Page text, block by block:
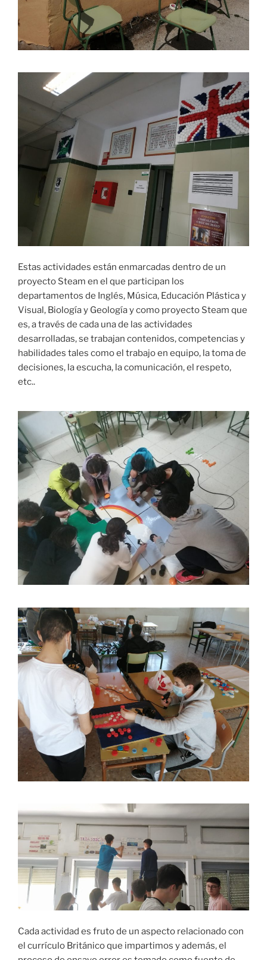
Estas actividades están enmarcadas dentro de un
proyecto Steam en el que participan los
departamentos de Inglés, Música, Educación Plástica y
Visual, Biología y Geología y como proyecto Steam que
es, a través de cada una de las actividades
desarrolladas, se trabajan contenidos, competencias y
habilidades tales como el trabajo en equipo, la toma de
decisiones, la escucha, la comunicación, el respeto,
etc..
Cada actividad es fruto de un aspecto relacionado con
el currículo Británico que impartimos y además, el